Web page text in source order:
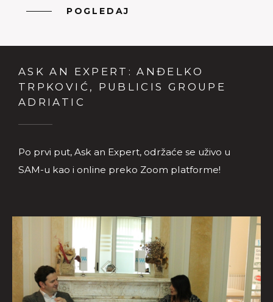
POGLEDAJ
ASK AN EXPERT: ANĐELKO
TRPKOVIĆ, PUBLICIS GROUPE
ADRIATIC
Po prvi put, Ask an Expert, održaće se uživo u
SAM-u kao i online preko Zoom platforme!